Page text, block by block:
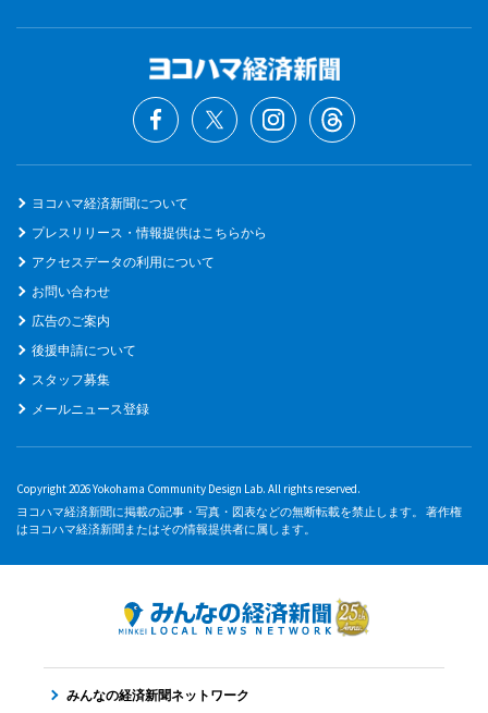
ヨコハマ経済新聞について
プレスリリース・情報提供はこちらから
アクセスデータの利用について
お問い合わせ
広告のご案内
後援申請について
スタッフ募集
メールニュース登録
Copyright 2026 Yokohama Community Design Lab. All rights reserved.
ヨコハマ経済新聞に掲載の記事・写真・図表などの無断転載を禁止します。 著作権
はヨコハマ経済新聞またはその情報提供者に属します。
みんなの経済新聞ネットワーク